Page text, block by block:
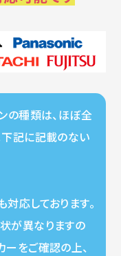
の種類は、ほぼ全
下記に記載のない
応しております。
が異なりますの
をご確認の上、